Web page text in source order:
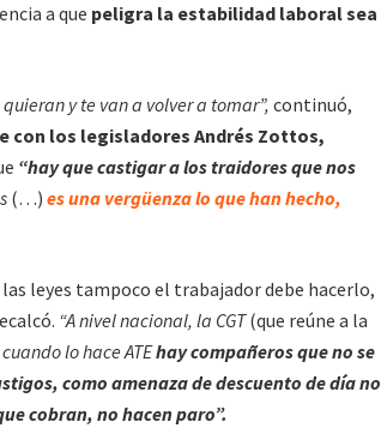
a que peligra la estabilidad laboral sea
y te van a volver a tomar”, continuó,
con los legisladores Andrés Zottos,
“hay que castigar a los traidores que nos
(…) es una vergüenza lo que han hecho,
leyes tampoco el trabajador debe hacerlo,
“A nivel nacional, la CGT(que reúne a la
cuando lo hace ATEhay compañeros que no se
como amenaza de descuento de día no
cobran, no hacen paro”.